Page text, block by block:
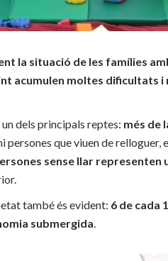
la situació de les famílies
acumulen moltes dificultats
dels principals reptes: més de
persones que viuen de relloguer,
sense llar
també és evident: 6 de cada
submergida.